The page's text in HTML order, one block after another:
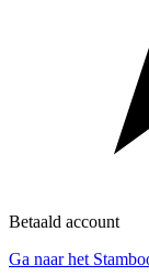
Betaald account
Ga naar het